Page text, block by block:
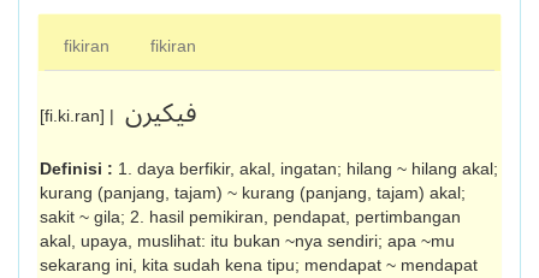
fikiran fikiran
[fi.ki.ran] | فيکيرن
Definisi : 1. daya berfikir, akal, ingatan; hilang ~ hilang akal;
kurang (panjang, tajam) ~ kurang (panjang, tajam) akal;
sakit ~ gila; 2. hasil pemikiran, pendapat, pertimbangan
akal, upaya, muslihat: itu bukan ~nya sendiri; apa ~mu
sekarang ini, kita sudah kena tipu; mendapat ~ mendapat